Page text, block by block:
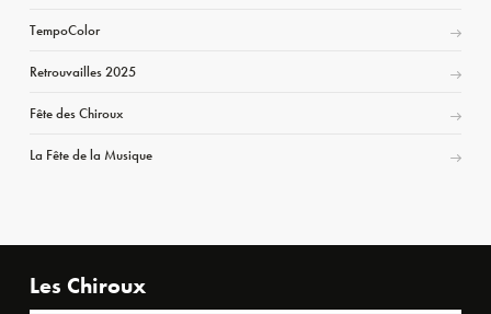
TempoColor
Retrouvailles 2025
Fête des Chiroux
La Fête de la Musique
Les Chiroux